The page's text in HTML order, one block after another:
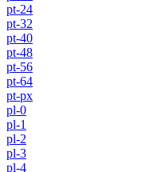
pt-24
pt-32
pt-40
pt-48
pt-56
pt-64
pt-px
pl-0
pl-1
pl-2
pl-3
pl-4